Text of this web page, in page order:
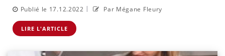
Publié le 17.12.2022 | Par Mégane Fleury
LIRE L'ARTICLE